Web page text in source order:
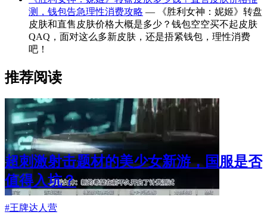
测，钱包告急理性消费攻略 — 《胜利女神：妮姬》转盘
皮肤和直售皮肤价格大概是多少？钱包空空买不起皮肤
QAQ，面对这么多新皮肤，还是捂紧钱包，理性消费
吧！
推荐阅读
超刺激射击题材的美少女新游，国服是否
值得入坑？
#王牌达人营